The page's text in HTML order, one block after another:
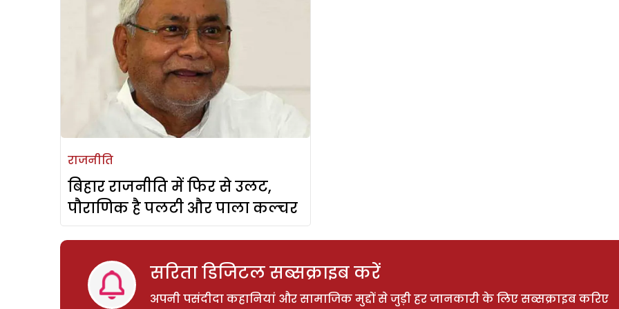
राजनीति
बिहार राजनीति में फिर से उलट,
पौराणिक है पलटी और पाला कल्चर
सरिता डिजिटल सब्सक्राइब करें
अपनी पसंदीदा कहानियां और सामाजिक मुद्दों से जुड़ी हर जानकारी के लिए सब्सक्राइब करिए